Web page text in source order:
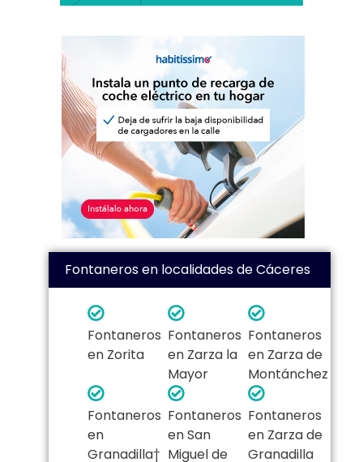
Fontaneros en localidades de Cáceres
Fontaneros
en Zorita
Fontaneros
en Zarza la
Mayor
Fontaneros
en Zarza de
Montánchez
Fontaneros
en
Granadilla†
Fontaneros
en San
Miguel de
Fontaneros
en Zarza de
Granadilla